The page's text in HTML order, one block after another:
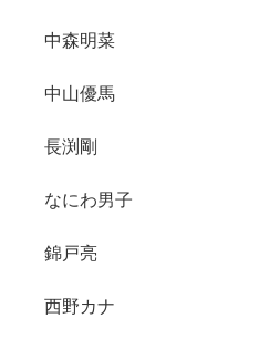
中森明菜
中山優馬
長渕剛
なにわ男子
錦戸亮
西野カナ